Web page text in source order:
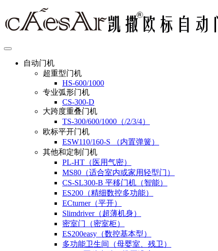
自动门机
超重型门机
HS-600/1000
专业弧形门机
CS-300-D
大跨度重叠门机
TS-300/600/1000（/2/3/4）
欧标平开门机
ESW110/160-S （内置弹簧）
其他和定制门机
PL-HT（医用气密）
MS80（适合室内或家用轻型门）
CS-SL300-B 平移门机（智能）
ES200（精细数控多功能）
ECturner（平开）
Slimdriver（超薄机身）
密室门（密室柜）
ES200easy（数控基本型）
多功能卫生间（母婴室、残卫）